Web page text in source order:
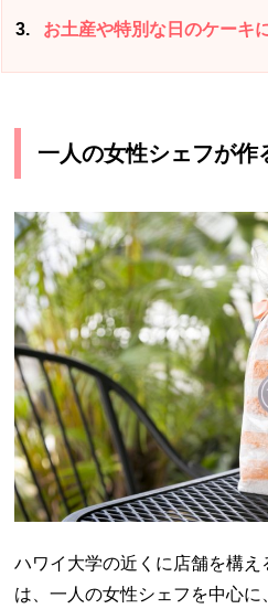
3 お土産や特別な日のケーキ
一人の女性シェフが作
ハワイ大学の近くに店舗を構
は、一人の女性シェフを中心